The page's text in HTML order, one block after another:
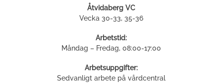
Åtvidaberg VC
Vecka 30-33, 35-36
Arbetstid:
Måndag – Fredag, 08:00-17:00
Arbetsuppgifter:
Sedvanligt arbete på vårdcentral